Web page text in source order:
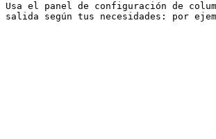
Usa el panel de configuración de